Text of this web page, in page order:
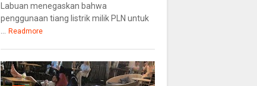
Labuan menegaskan bahwa
penggunaan tiang listrik milik PLN untuk
Readmore